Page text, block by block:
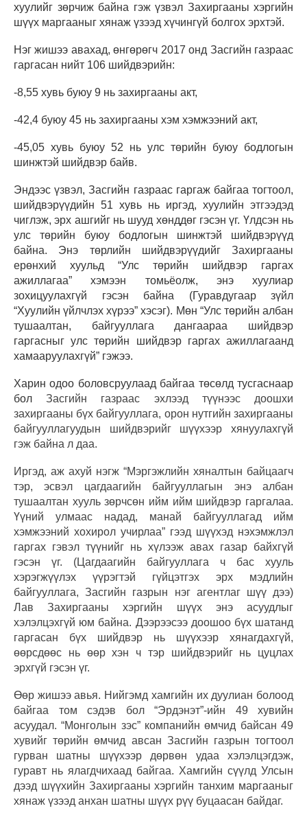
хуулийг зөрчиж байна гэж үзвэл Захиргааны хэргийн
шүүх маргааныг хянаж үзээд хүчингүй болгох эрхтэй.
Нэг жишээ авахад, өнгөрөгч 2017 онд Засгийн газраас
гаргасан нийт 106 шийдвэрийн:
-8,55 хувь буюу 9 нь захиргааны акт,
-42,4 буюу 45 нь захиргааны хэм хэмжээний акт,
-45,05 хувь буюу 52 нь улс төрийн буюу бодлогын
шинжтэй шийдвэр байв.
Эндээс үзвэл, Засгийн газраас гаргаж байгаа тогтоол,
шийдвэрүүдийн 51 хувь нь иргэд, хуулийн этгээдэд
чиглэж, эрх ашгийг нь шууд хөнддөг гэсэн үг. Үлдсэн нь
улс төрийн буюу бодлогын шинжтэй шийдвэрүүд
байна.
Энэ төрлийн шийдвэрүүдийг Захиргааны
ерөнхий хуульд “Улс төрийн шийдвэр гаргах
ажиллагаа” хэмээн томьёолж, энэ хуулиар
зохицуулахгүй гэсэн байна (Гуравдугаар зүйл
“Хуулийн үйлчлэх хүрээ” хэсэг). Мөн “Улс төрийн албан
тушаалтан, байгууллага дангаараа шийдвэр
гаргасныг улс төрийн шийдвэр гаргах ажиллагаанд
хамааруулахгүй” гэжээ.
Харин одоо боловсруулаад байгаа төсөлд тусгаснаар
бол Засгийн газраас эхлээд түүнээс доошхи
захиргааны бүх байгууллага, орон нутгийн захиргааны
байгууллагуудын шийдвэрийг шүүхээр хянуулахгүй
гэж байна л даа.
Иргэд, аж ахуй нэгж “Мэргэжлийн хяналтын байцаагч
тэр, эсвэл цагдаагийн байгууллагын энэ албан
тушаалтан хууль зөрчсөн ийм ийм шийдвэр гаргалаа.
Үүний улмаас надад, манай байгууллагад ийм
хэмжээний хохирол учирлаа” гээд шүүхэд нэхэмжлэл
гаргах гэвэл түүнийг нь хүлээж авах газар байхгүй
гэсэн үг. (Цагдаагийн байгууллага ч бас хууль
хэрэгжүүлэх үүрэгтэй гүйцэтгэх эрх мэдлийн
байгууллага, Засгийн газрын нэг агентлаг шүү дээ)
Лав Захиргааны хэргийн шүүх энэ асуудлыг
хэлэлцэхгүй юм байна. Дээрээсээ доошоо бүх шатанд
гаргасан бүх шийдвэр нь шүүхээр хянагдахгүй,
өөрсдөөс нь өөр хэн ч тэр шийдвэрийг нь цуцлах
эрхгүй гэсэн үг.
Өөр жишээ авья. Нийгэмд хамгийн их дуулиан болоод
байгаа том сэдэв бол “Эрдэнэт”-ийн 49 хувийн
асуудал. “Монголын зэс” компанийн өмчид байсан 49
хувийг төрийн өмчид авсан Засгийн газрын тогтоол
гурван шатны шүүхээр дөрвөн удаа хэлэлцэгдэж,
гуравт нь ялагдчихаад байгаа. Хамгийн сүүлд Улсын
дээд шүүхийн Захиргааны хэргийн танхим маргааныг
хянаж үзээд анхан шатны шүүх рүү буцаасан байдаг.